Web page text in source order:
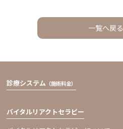
一覧へ戻る
診療システム （施術料金）
バイタルリアクトセラピー